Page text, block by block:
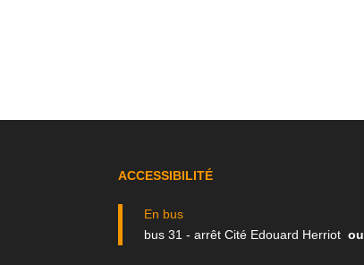
ACCESSIBILITÉ
En bus
bus 31 - arrêt Cité Edouard Herriot ou